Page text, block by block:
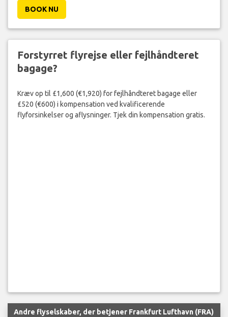
BOOK NU
Forstyrret flyrejse eller fejlhåndteret
bagage?
Kræv op til £1,600 (€1,920) for fejlhåndteret bagage eller
£520 (€600) i kompensation ved kvalificerende
flyforsinkelser og aflysninger. Tjek din kompensation gratis.
Andre flyselskaber, der betjener Frankfurt Lufthavn (FRA)